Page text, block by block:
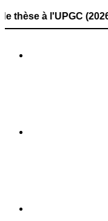
à l'UPGC